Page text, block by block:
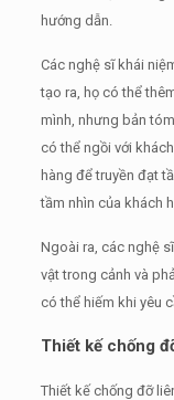
hướng dẫn.
Các nghệ sĩ khái
tạo ra, họ có thể
mình, nhưng bản
có thể ngồi với
hàng để truyền đạt
tầm nhìn của khách
Ngoài ra, các nghệ
vật trong cảnh và
có thể hiếm khi yêu
Thiết kế chống
Thiết kế chống đỡ